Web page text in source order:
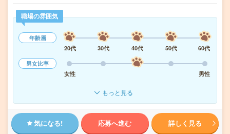
職場の雰囲気
年齢層
20代
30代 40代 50代
60代
男女比率
女性
男性
もっと見る
気になる! 応募へ進む 詳しく見る